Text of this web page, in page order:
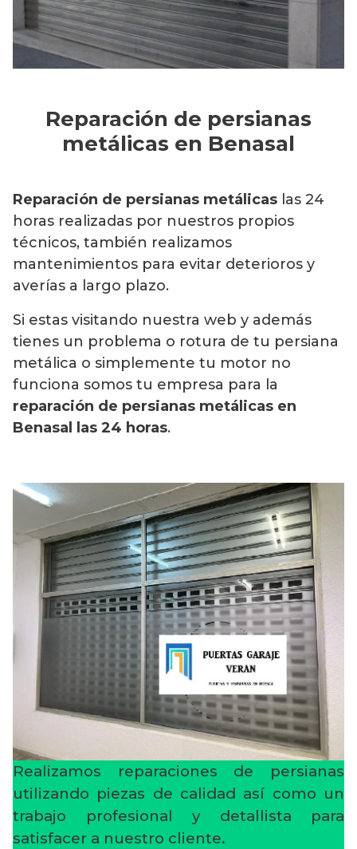
Reparación de persianas
metálicas en Benasal
Reparación de persianas metálicas las 24
horas realizadas por nuestros propios
técnicos, también realizamos
mantenimientos para evitar deterioros y
averías a largo plazo.
Si estas visitando nuestra web y además
tienes un problema o rotura de tu persiana
metálica o simplemente tu motor no
funciona somos tu empresa para la
reparación de persianas metálicas en
Benasal las 24 horas.
Realizamos reparaciones de persianas
utilizando piezas de calidad así como un
trabajo profesional y detallista para
satisfacer a nuestro cliente.